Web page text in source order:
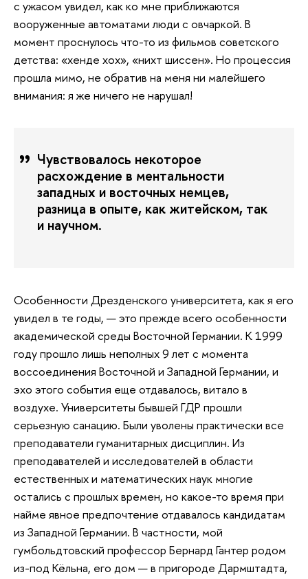
с ужасом увидел, как ко мне приближаются
вооруженные автоматами люди с овчаркой. В
момент проснулось что-то из фильмов советского
детства: «хенде хох», «нихт шиссен». Но процессия
прошла мимо, не обратив на меня ни малейшего
внимания: я же ничего не нарушал!
Чувствовалось некоторое
расхождение в ментальности
западных и восточных немцев,
разница в опыте, как житейском, так
и научном.
Особенности Дрезденского университета, как я его
увидел в те годы, — это прежде всего особенности
академической среды Восточной Германии. К 1999
году прошло лишь неполных 9 лет с момента
воссоединения Восточной и Западной Германии, и
эхо этого события еще отдавалось, витало в
воздухе. Университеты бывшей ГДР прошли
серьезную санацию. Были уволены практически все
преподаватели гуманитарных дисциплин. Из
преподавателей и исследователей в области
естественных и математических наук многие
остались с прошлых времен, но какое-то время при
найме явное предпочтение отдавалось кандидатам
из Западной Германии. В частности, мой
гумбольдтовский профессор Бернард Гантер родом
из-под Кёльна, его дом — в пригороде Дармштадта,